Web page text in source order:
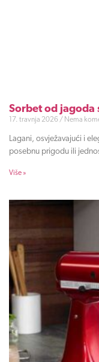
Sorbet od jagoda
17. travnja 2026 Nema
Lagani, osvježavajući i
posebnu prigodu ili
Više »